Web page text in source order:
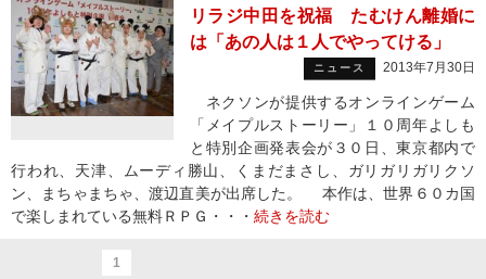
リラジ中田を祝福 たむけん離婚に
は「あの人は１人でやってける」
ニュース 2013年7月30日
ネクソンが提供するオンラインゲーム
「メイプルストーリー」１０周年よしも
と特別企画発表会が３０日、東京都内で
行われ、天津、ムーディ勝山、くまだまさし、ガリガリガリクソ
ン、まちゃまちゃ、渡辺直美が出席した。 本作は、世界６０カ国
で楽しまれている無料ＲＰＧ・・・ 続きを読む
1